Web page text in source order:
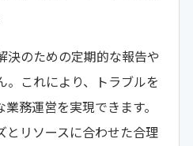
決のための定期的な報告や
。これにより、トラブルを
務運営を実現できます。
とリソースに合わせた合理